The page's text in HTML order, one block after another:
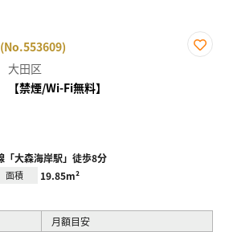
大田区
【禁煙/Wi-Fi無料】
「大森海岸駅」徒歩8分
面積 19.85m²
月額目安